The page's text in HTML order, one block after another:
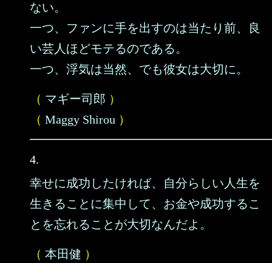
ない。
一つ、ファンに手を出すのは当たり前、良
い芸人ほどモテるのである。
一つ、浮気は当然、でも彼女は大切に。
（ マギー司郎 ）
（ Maggy Shirou ）
4.
幸せに成功したければ、自分らしい人生を
生きることに集中して、お金や成功するこ
とを忘れることが大切なんだよ。
（ 本田健 ）